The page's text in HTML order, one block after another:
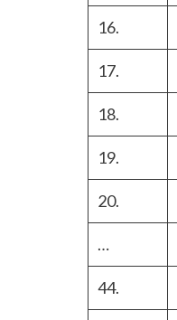
16.
17.
18.
19.
20.
…
44.